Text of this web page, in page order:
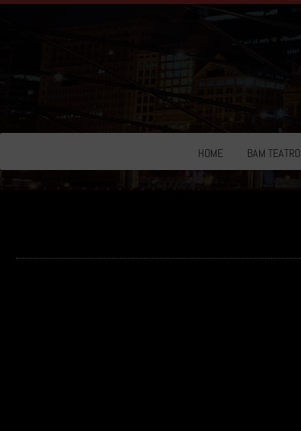
HOME BAM TEATRO